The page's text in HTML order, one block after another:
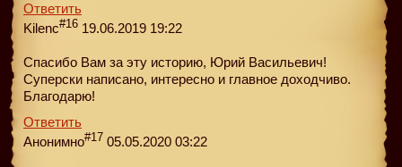
Ответить
Kilenc#16 19.06.2019 19:22
Спасибо Вам за эту историю, Юрий Васильевич!
Суперски написано, интересно и главное доходчиво.
Благодарю!
Ответить
Анонимно#17 05.05.2020 03:22